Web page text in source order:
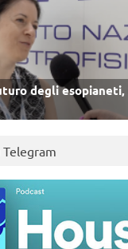
degli esopianeti,